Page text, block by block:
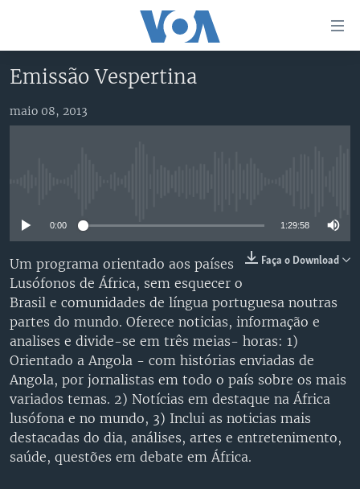
Acesso
para
artigo
principal
para
Pesquisa
NOTÍCIAS
ANGOLA
ÁFRICA E MUNDO
DOSSIERS ESPECIAIS
DESPORTO
AFRICA AGORA
VOA60 ÁFRICA
VOA60 MUNDO
PASSADEIRA VERMELHA
ENTRETENIMENTO
SIGA-NOS
Línguas
Emissão Vespertina
maio 08, 2013
0:00 1:29:58
Faça o Download
Um programa orientado aos países
Lusófonos de África, sem esquecer o
Brasil e comunidades de língua portuguesa noutras
partes do mundo. Oferece noticias, informação e
analises e divide-se em três meias- horas: 1)
Orientado a Angola - com histórias enviadas de
Angola, por jornalistas em todo o país sobre os mais
variados temas. 2) Notícias em destaque na África
lusófona e no mundo, 3) Inclui as noticias mais
destacadas do dia, análises, artes e entretenimento,
saúde, questões em debate em África.